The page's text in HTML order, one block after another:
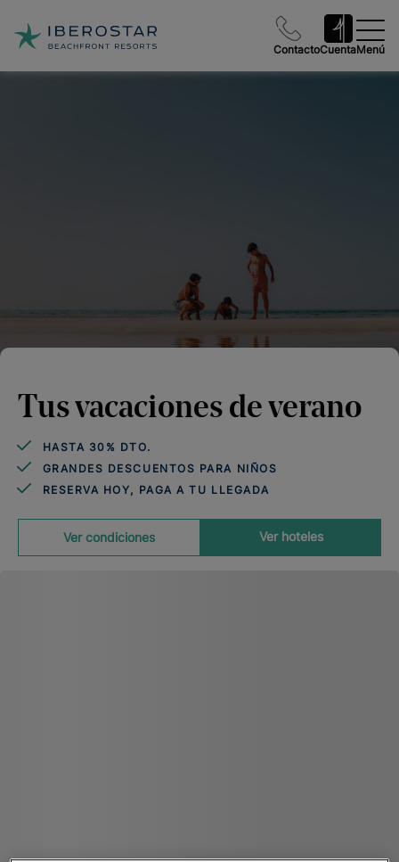
ContactoCuentaMenú
Tus vacaciones de verano
HASTA 30% DTO.
GRANDES DESCUENTOS PARA NIÑOS
RESERVA HOY, PAGA A TU LLEGADA
Ver hoteles
Ver condiciones